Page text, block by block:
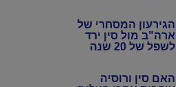
הגירעון המסחרי של
ארה"ב מול סין ירד
לשפל של 20 שנה
האם סין ורוסיה